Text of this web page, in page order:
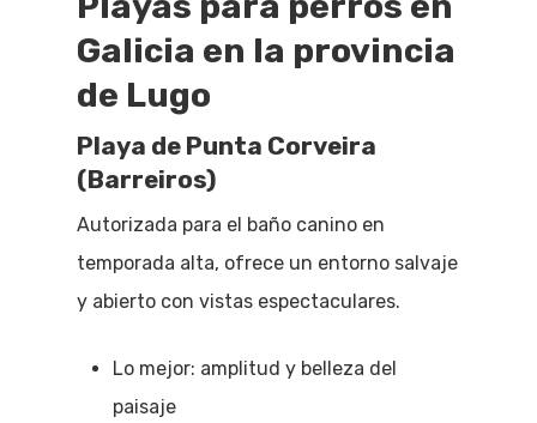
Galicia en la provincia
de Lugo
Playa de Punta Corveira
(Barreiros)
Autorizada para el baño canino en
temporada alta, ofrece un entorno salvaje
y abierto con vistas espectaculares.
Lo mejor: amplitud y belleza del
paisaje